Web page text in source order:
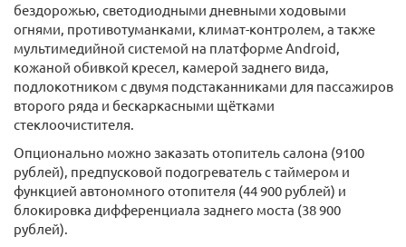
бездорожью, светодиодными дневными ходовыми
огнями, противотуманками, климат-контролем, а также
мультимедийной системой на платформе Android,
кожаной обивкой кресел, камерой заднего вида,
подлокотником с двумя подстаканниками для пассажиров
второго ряда и бескаркасными щётками
стеклоочистителя.
Опционально можно заказать отопитель салона (9100
рублей), предпусковой подогреватель с таймером и
функцией автономного отопителя (44 900 рублей) и
блокировка дифференциала заднего моста (38 900
рублей).